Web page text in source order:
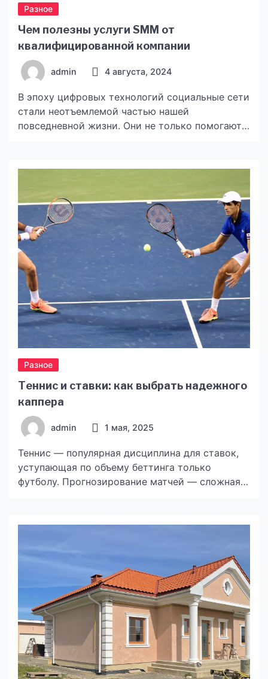
Разное
Чем полезны услуги SMM от
квалифицированной компании
admin 4 августа, 2024
В эпоху цифровых технологий социальные сети
стали неотъемлемой частью нашей
повседневной жизни. Они не только помогают
этом контексте услуги SMM от
https://digitalart.ua/ru/services-ru/smm/ играют
ключевую роль. Но что именно они приносят
вашему бизнесу? Давайте разберемся.
Экспертный подход и профессионализм Когда
вы нанимаете […]
Разное
Теннис и ставки: как выбрать надежного
каппера
admin 1 мая, 2025
Теннис — популярная дисциплина для ставок,
уступающая по объему беттинга только
футболу. Прогнозирование матчей — сложная
профессиональным капперам — специалистам,
В статье разберем, как выбрать надежного
аналитика и избежать мошенников, на что
обращать внимание при использовании
прогнозов. Кто такие капперы на […]